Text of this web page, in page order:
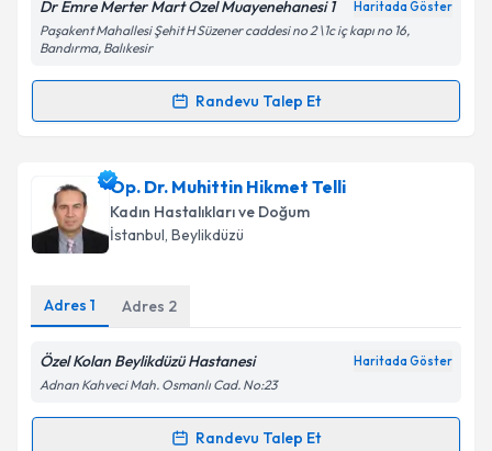
Dr Emre Merter Mart Özel Muayenehanesi 1 Haritada Göster
Paşakent Mahallesi Şehit H Süzener caddesi no 2 \1c iç kapı no 16,
Bandırma, Balıkesir
Randevu Talep Et
Randevu Takvimi Talebi
Op. Dr. Emre Merter Martiçin randevu takvimi
talebi oluşturun. Size bu uzmandan randevu almanız
için bir takvim hazırlandığında e-posta ile
bilgilendireceğiz.
Metni'ni okudum ve kişisel verilerimin belirtilen
kapsamda işlenmesini kabul ediyorum.
Op. Dr. Muhittin Hikmet Telli
Kadın Hastalıkları ve Doğum
İstanbul, Beylikdüzü
Adres 1 Adres 2
Özel Kolan Beylikdüzü Hastanesi Haritada Göster
Adnan Kahveci Mah. Osmanlı Cad. No:23
Randevu Talep Et